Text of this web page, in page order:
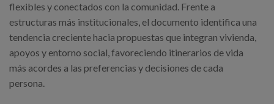
flexibles y conectados con la comunidad. Frente a
estructuras más institucionales, el documento identifica una
tendencia creciente hacia propuestas que integran vivienda,
apoyos y entorno social, favoreciendo itinerarios de vida
más acordes a las preferencias y decisiones de cada
persona.